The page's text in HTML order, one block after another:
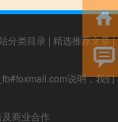
分类目录 | 精选推荐文章|
说明，我们
商业合作